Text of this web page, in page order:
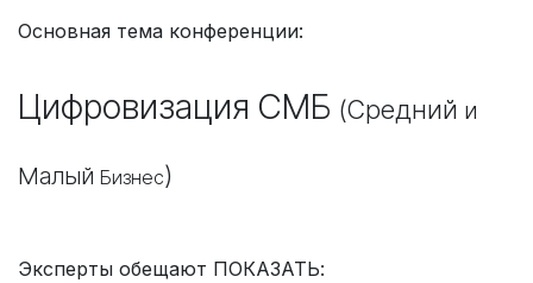
Основная тема конференции:
Цифровизация СМБ (Средний и
Малый Бизнес)
Эксперты обещают ПОКАЗАТЬ: